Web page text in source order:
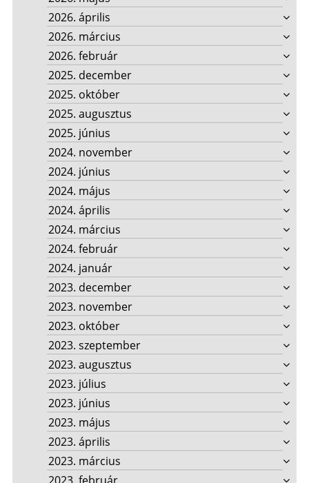
2026. április
2026. március
2026. február
2025. december
2025. október
2025. augusztus
2025. június
2024. november
2024. június
2024. május
2024. április
2024. március
2024. február
2024. január
2023. december
2023. november
2023. október
2023. szeptember
2023. augusztus
2023. július
2023. június
2023. május
2023. április
2023. március